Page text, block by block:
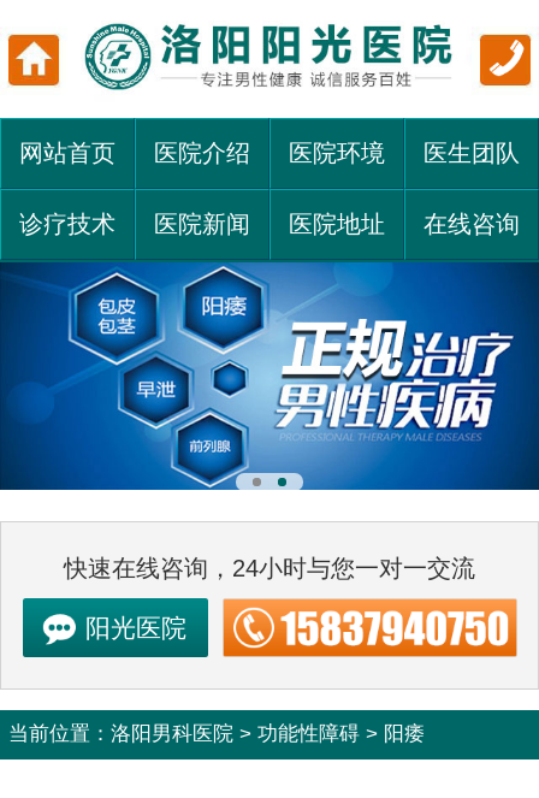
网站首页 医院介绍 医院环境 医生团队
诊疗技术 医院新闻 医院地址 在线咨询
快速在线咨询，24小时与您一对一交流
阳光医院
当前位置： 洛阳男科医院 > 功能性障碍 > 阳痿